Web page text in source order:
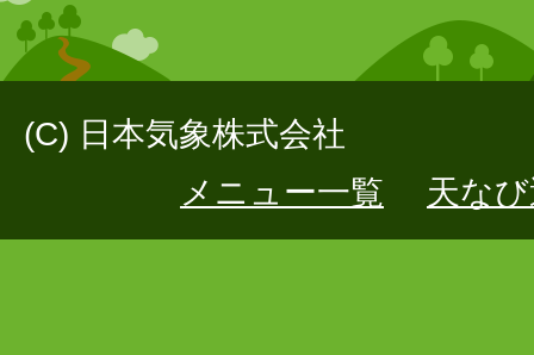
(C) 日本気象株式会社
メニュー一覧
天な